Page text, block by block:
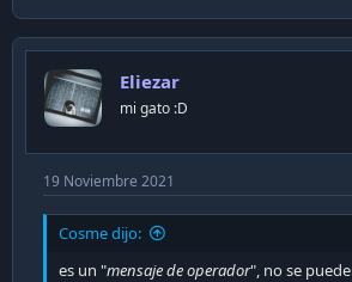
c
t
o
n
s
Eliezar
mi gato :D
19 Noviembre 2021
Cosme dijo:
es un "mensaje de operador", no se